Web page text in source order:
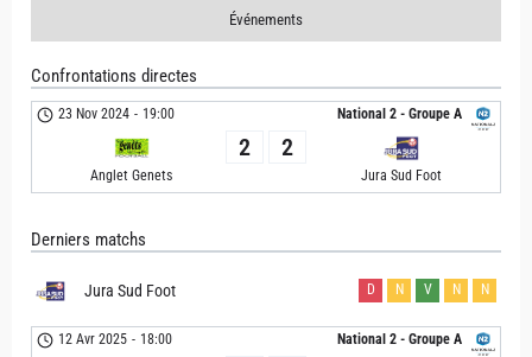
Événements
Confrontations directes
National 2 - Groupe A
23 Nov 2024 - 19:00
Anglet Genets
2 2
Jura Sud Foot
Derniers matchs
Jura Sud Foot D N V N N
National 2 - Groupe A
12 Avr 2025 - 18:00